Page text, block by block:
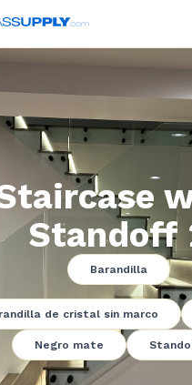
Standoff
Barandilla
de cristal sin marco
Negro mate